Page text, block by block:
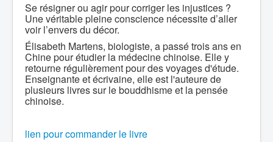
Se résigner ou agir pour corriger les injustices ?
Une véritable pleine conscience nécessite d’aller
voir l’envers du décor.
Élisabeth Martens, biologiste, a passé trois ans en
Chine pour étudier la médecine chinoise. Elle y
retourne régulièrement pour des voyages d'étude.
Enseignante et écrivaine, elle est l'auteure de
plusieurs livres sur le bouddhisme et la pensée
chinoise.
lien pour commander le livre